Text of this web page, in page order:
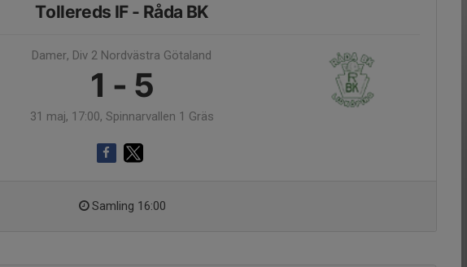
Tollereds IF - Råda BK
Damer, Div 2 Nordvästra Götaland
1 - 5
31 maj, 17:00, Spinnarvallen 1 Gräs
Samling 16:00